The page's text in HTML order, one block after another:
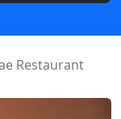
Restaurant